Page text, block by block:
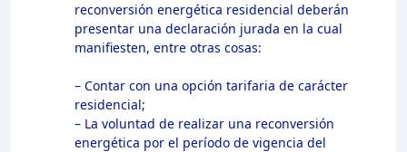
reconversión energética residencial deberán
presentar una declaración jurada en la cual
manifiesten, entre otras cosas:
– Contar con una opción tarifaria de carácter
residencial;
– La voluntad de realizar una reconversión
energética por el período de vigencia del